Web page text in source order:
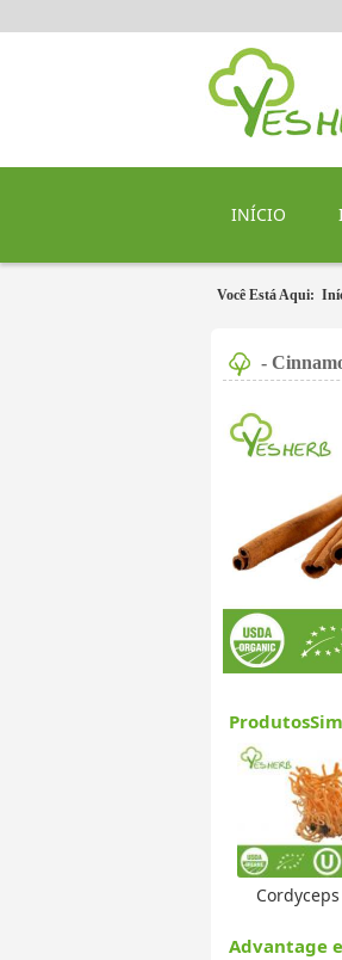
INÍCIO
Você Está Aqui:
-
Advantage